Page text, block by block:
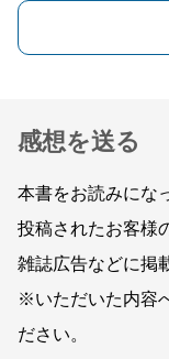
感想を送る
本書をお読みにな
投稿されたお客様
雑誌広告などに掲
※いただいた内容
ださい。